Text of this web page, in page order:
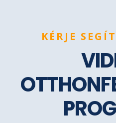
KÉRJE